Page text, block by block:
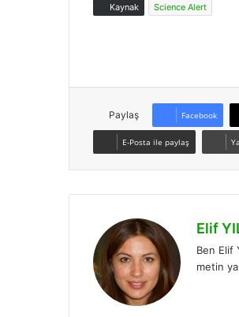
Kaynak Science Alert
Paylaş Facebook
E-Posta ile paylaş
Elif
Ben Elif
metin